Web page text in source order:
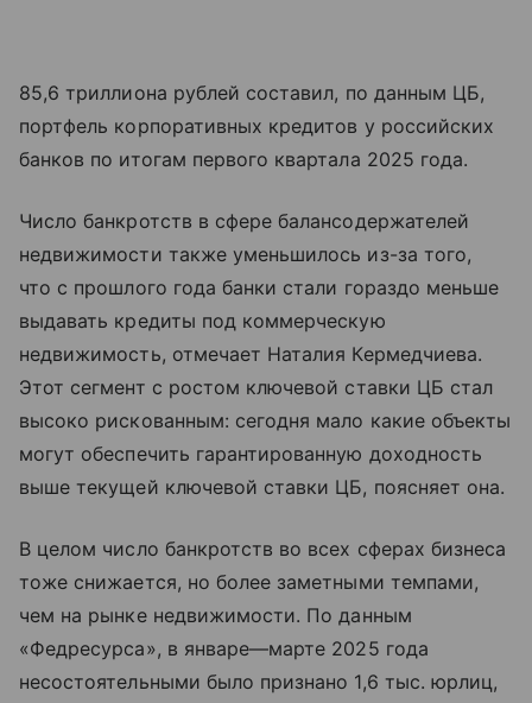
85,6 триллиона рублей составил, по данным ЦБ,
портфель корпоративных кредитов у российских
банков по итогам первого квартала 2025 года.
Число банкротств в сфере балансодержателей
недвижимости также уменьшилось из-за того,
что с прошлого года банки стали гораздо меньше
выдавать кредиты под коммерческую
недвижимость, отмечает Наталия Кермедчиева.
Этот сегмент с ростом ключевой ставки ЦБ стал
высоко рискованным: сегодня мало какие объекты
могут обеспечить гарантированную доходность
выше текущей ключевой ставки ЦБ, поясняет она.
В целом число банкротств во всех сферах бизнеса
тоже снижается, но более заметными темпами,
чем на рынке недвижимости. По данным
«Федресурса», в январе—марте 2025 года
несостоятельными было признано 1,6 тыс. юрлиц,